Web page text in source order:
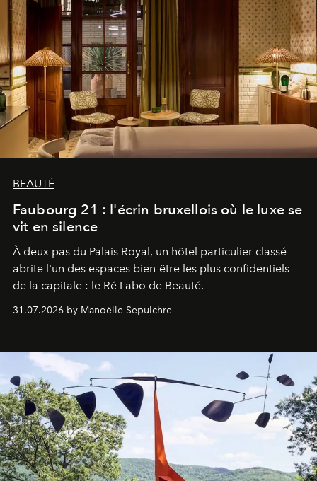
BEAUTÉ
Faubourg 21 : l'écrin bruxellois où le luxe se
vit en silence
À deux pas du Palais Royal, un hôtel particulier classé
abrite l'un des espaces bien-être les plus confidentiels
de la capitale : le Ré Labo de Beauté.
31.07.2026 by Manoëlle Sepulchre